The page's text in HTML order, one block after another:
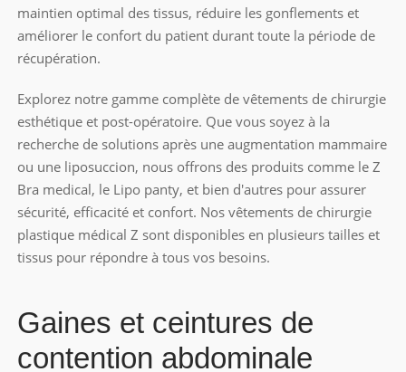
maintien optimal des tissus, réduire les gonflements et
améliorer le confort du patient durant toute la période de
récupération.
Explorez notre gamme complète de vêtements de chirurgie
esthétique et post-opératoire. Que vous soyez à la
recherche de solutions après une augmentation mammaire
ou une liposuccion, nous offrons des produits comme le Z
Bra medical, le Lipo panty, et bien d'autres pour assurer
sécurité, efficacité et confort. Nos vêtements de chirurgie
plastique médical Z sont disponibles en plusieurs tailles et
tissus pour répondre à tous vos besoins.
Gaines et ceintures de
contention abdominale